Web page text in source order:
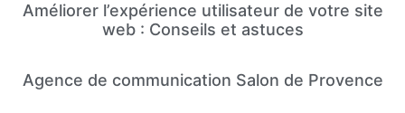
Améliorer l’expérience utilisateur de votre site
web : Conseils et astuces
Agence de communication Salon de Provence